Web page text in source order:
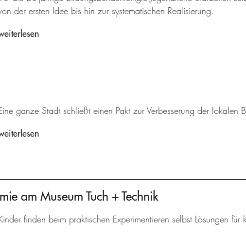
der ersten Idee bis hin zur systematischen Realisierung.
ganze Stadt schließt einen Pakt zur Verbesserung der lokalen
am Museum Tuch + Technik
finden beim praktischen Experimentieren selbst Lösungen für